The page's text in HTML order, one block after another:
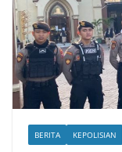
BERITA KEPOLISIAN